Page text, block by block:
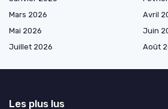
Mars 2026
Avril
Mai 2026
Juin
Juillet 2026
Août
Les plus lus